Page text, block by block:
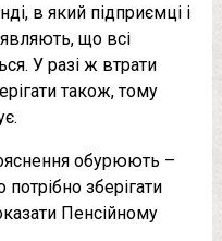
в який підприємці і
що всі
У разі ж втрати
також, тому
обурюють –
зберігати
Пенсійному